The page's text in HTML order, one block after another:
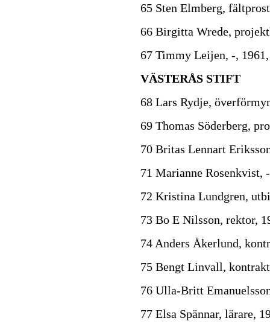
65 Sten Elmberg,
66 Birgitta Wrede,
67 Timmy Leijen, -,
VÄSTERÅS STIFT
68 Lars Rydje,
69 Thomas Söderberg,
70 Britas Lennart
71 Marianne Rosenkvist,
72 Kristina Lundgren,
73 Bo E Nilsson, rektor,
74 Anders Åkerlund,
75 Bengt Linvall,
76 Ulla-Britt
77 Elsa Spännar, lärare,